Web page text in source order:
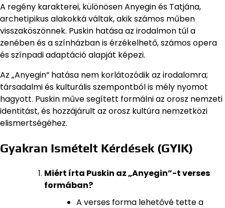
A regény karakterei, különösen Anyegin és Tatjána,
archetipikus alakokká váltak, akik számos műben
visszaköszönnek. Puskin hatása az irodalmon túl a
zenében és a színházban is érzékelhető, számos opera
és színpadi adaptáció alapját képezi.
Az „Anyegin” hatása nem korlátozódik az irodalomra;
társadalmi és kulturális szempontból is mély nyomot
hagyott. Puskin műve segített formálni az orosz nemzeti
identitást, és hozzájárult az orosz kultúra nemzetközi
elismertségéhez.
Gyakran Ismételt Kérdések (GYIK)
Miért írta Puskin az „Anyegin”-t verses
formában?
A verses forma lehetővé tette a